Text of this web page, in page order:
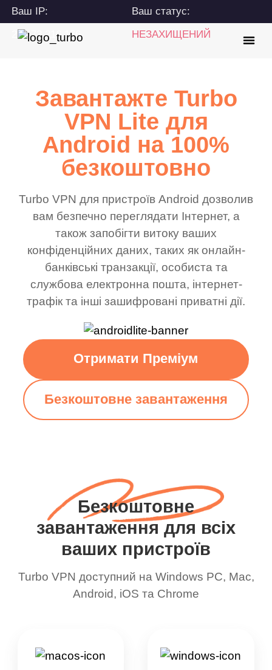
Ваш IP:
216.73.216.176
Ваш статус:
НЕЗАХИЩЕНИЙ
Завантажте Turbo
VPN Lite для
Android на 100%
безкоштовно
Turbo VPN для пристроїв Android дозволив
вам безпечно переглядати Інтернет, а
також запобігти витоку ваших
конфіденційних даних, таких як онлайн-
банківські транзакції, особиста та
службова електронна пошта, інтернет-
трафік та інші зашифровані приватні дії.
Отримати Преміум
Безкоштовне завантаження
Безкоштовне
завантаження для всіх
ваших пристроїв
Turbo VPN доступний на Windows PC, Mac,
Android, iOS та Chrome